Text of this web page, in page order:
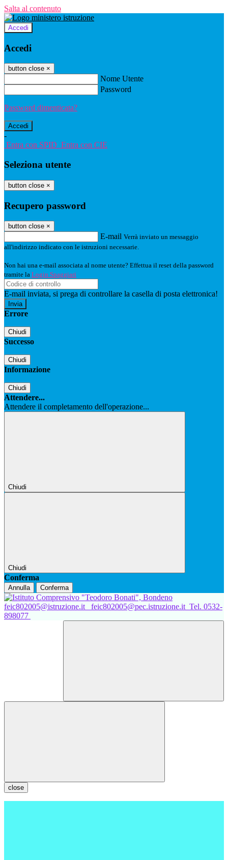
Salta al contenuto
Accedi
Accedi
button close ×
Nome Utente
Password
Password dimenticata?
-
Entra con SPID Entra con CIE
Seleziona utente
button close ×
Recupero password
button close ×
E-mail Verrà inviato un messaggio
all'indirizzo indicato con le istruzioni necessarie.
Non hai una e-mail associata al nome utente? Effettua il reset della password
tramite la Login Spaggiari
E-mail inviata, si prega di controllare la casella di posta elettronica!
Errore
Chiudi
Successo
Chiudi
Informazione
Chiudi
Attendere...
Attendere il completamento dell'operazione...
Chiudi
Chiudi
Conferma
Annulla Conferma
feic802005@istruzione.it feic802005@pec.istruzione.it Tel. 0532-
898077
close